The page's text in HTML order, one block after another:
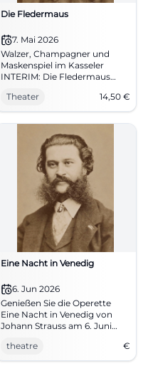
Die Fledermaus
7. Mai 2026
Walzer, Champagner und
Maskenspiel im Kasseler
INTERIM: Die Fledermaus
Tempo und feinem Humor.
07.05.2026, ab 14,50 €.
#Kassel #Theater
Theater 14,50 €
Eine Nacht in Venedig
6. Jun 2026
Genießen Sie die Operette
Eine Nacht in Venedig von
Johann Strauss am 6. Juni
theatre
€